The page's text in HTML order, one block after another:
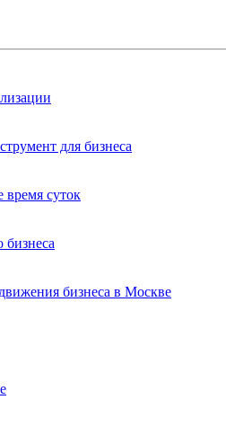
для бизнеса
время суток
бизнеса в Москве